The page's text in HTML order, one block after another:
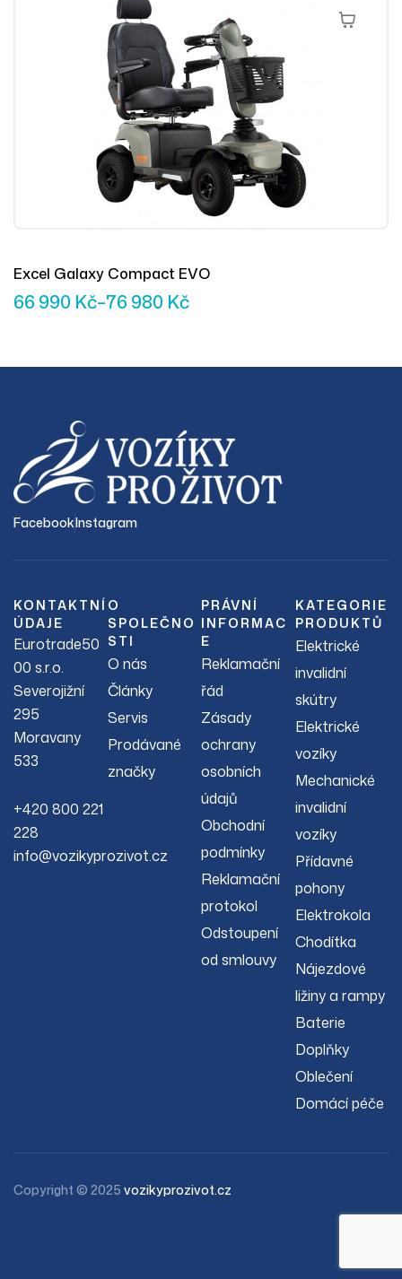
Výběr
Excel Galaxy Compact EVO
66 990 Kč–76 980 Kč
FacebookInstagram
KONTAKTNÍ
ÚDAJE
Eurotrade50
00 s.r.o.
Severojižní
295
Moravany
533
+420 800 221
228
info@vozikyprozivot.cz
O
SPOLEČNO
STI
O nás
Články
Servis
Prodávané
značky
PRÁVNÍ
INFORMAC
E
Reklamační
řád
Zásady
ochrany
osobních
údajů
Obchodní
podmínky
Reklamační
protokol
Odstoupení
od smlouvy
KATEGORIE
PRODUKTŮ
Elektrické
invalidní
skútry
Elektrické
vozíky
Mechanické
invalidní
vozíky
Přídavné
pohony
Elektrokola
Chodítka
Nájezdové
ližiny a rampy
Baterie
Doplňky
Oblečení
Domácí péče
Copyright © 2025 vozikyprozivot.cz